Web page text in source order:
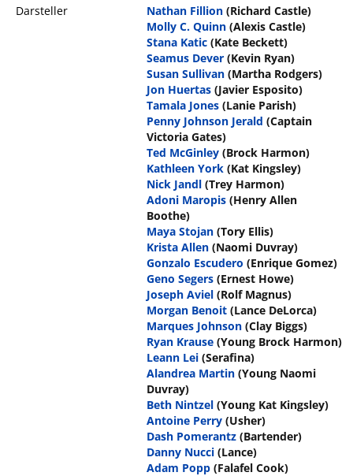
Darsteller
Nathan Fillion (Richard Castle)
Molly C. Quinn (Alexis Castle)
Stana Katic (Kate Beckett)
Seamus Dever (Kevin Ryan)
Susan Sullivan (Martha Rodgers)
Jon Huertas (Javier Esposito)
Tamala Jones (Lanie Parish)
Penny Johnson Jerald (Captain
Victoria Gates)
Ted McGinley (Brock Harmon)
Kathleen York (Kat Kingsley)
Nick Jandl (Trey Harmon)
Adoni Maropis (Henry Allen
Boothe)
Maya Stojan (Tory Ellis)
Krista Allen (Naomi Duvray)
Gonzalo Escudero (Enrique Gomez)
Geno Segers (Ernest Howe)
Joseph Aviel (Rolf Magnus)
Morgan Benoit (Lance DeLorca)
Marques Johnson (Clay Biggs)
Ryan Krause (Young Brock Harmon)
Leann Lei (Serafina)
Alandrea Martin (Young Naomi
Duvray)
Beth Nintzel (Young Kat Kingsley)
Antoine Perry (Usher)
Dash Pomerantz (Bartender)
Danny Nucci (Lance)
Adam Popp (Falafel Cook)